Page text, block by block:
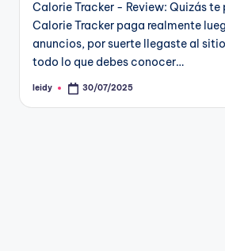
Calorie Tracker - Review: Quizás te
Calorie Tracker paga realmente
anuncios, por suerte llegaste al
todo lo que debes conocer…
Publicado
leidy 30/07/2025